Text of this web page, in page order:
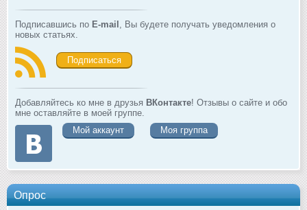
Подписавшись по E-mail
, Вы будете получать уведомления о
новых статьях.
Подписаться
Добавляйтесь ко мне в друзья ВКонтакте! Отзывы о сайте и обо
мне оставляйте в моей группе.
Мой аккаунт
Моя группа
Опрос